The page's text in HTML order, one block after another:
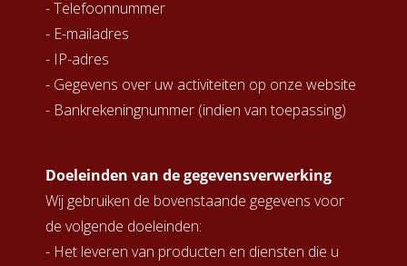
- Telefoonnummer
- E-mailadres
- IP-adres
- Gegevens over uw activiteiten op onze website
- Bankrekeningnummer (indien van toepassing)
Doeleinden van de gegevensverwerking
Wij gebruiken de bovenstaande gegevens voor
de volgende doeleinden:
- Het leveren van producten en diensten die u
Hierdoor